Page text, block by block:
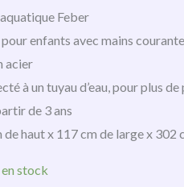
TND
Feber
enfants avec mains
acier
à un tuyau d’eau, pour plus
de 3 ans
de haut x 117 cm de large x 302
en stock